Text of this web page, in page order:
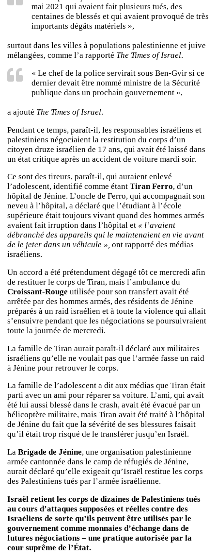
mai 2021 qui avaient fait plusieurs tués, des
centaines de blessés et qui avaient provoqué de très
importants dégâts matériels »,
surtout dans les villes à populations palestinienne et juive
mélangées, comme l’a rapporté The Times of Israel.
« Le chef de la police servirait sous Ben-Gvir si ce
dernier devait être nommé ministre de la Sécurité
publique dans un prochain gouvernement »,
a ajouté The Times of Israel.
Pendant ce temps, paraît-il, les responsables israéliens et
palestiniens négociaient la restitution du corps d’un
citoyen druze israélien de 17 ans, qui avait été laissé dans
un état critique après un accident de voiture mardi soir.
Ce sont des tireurs, paraît-il, qui auraient enlevé
l’adolescent, identifié comme étant Tiran Ferro, d’un
hôpital de Jénine. L’oncle de Ferro, qui accompagnait son
neveu à l’hôpital, a déclaré que l’étudiant à l’école
supérieure était toujours vivant quand des hommes armés
avaient fait irruption dans l’hôpital et « l’avaient
débranché des appareils qui le maintenaient en vie avant
de le jeter dans un véhicule », ont rapporté des médias
israéliens.
Un accord a été prétendument dégagé tôt ce mercredi afin
de restituer le corps de Tiran, mais l’ambulance du
Croissant-Rouge utilisée pour son transfert avait été
arrêtée par des hommes armés, des résidents de Jénine
préparés à un raid israélien et à toute la violence qui allait
s’ensuivre pendant que les négociations se poursuivraient
toute la journée de mercredi.
La famille de Tiran aurait paraît-il déclaré aux militaires
israéliens qu’elle ne voulait pas que l’armée fasse un raid
à Jénine pour retrouver le corps.
La famille de l’adolescent a dit aux médias que Tiran était
parti avec un ami pour réparer sa voiture. L’ami, qui avait
été lui aussi blessé dans le crash, avait été évacué par un
hélicoptère militaire, mais Tiran avait été traité à l’hôpital
de Jénine du fait que la sévérité de ses blessures faisait
qu’il était trop risqué de le transférer jusqu’en Israël.
La Brigade de Jénine, une organisation palestinienne
armée cantonnée dans le camp de réfugiés de Jénine,
aurait déclaré qu’elle exigeait qu’Israël restitue les corps
des Palestiniens tués par l’armée israélienne.
Israël retient les corps de dizaines de Palestiniens tués
au cours d’attaques supposées et réelles contre des
Israéliens de sorte qu’ils peuvent être utilisés par le
gouvernement comme monnaies d’échange dans de
futures négociations – une pratique autorisée par la
cour suprême de l’État.